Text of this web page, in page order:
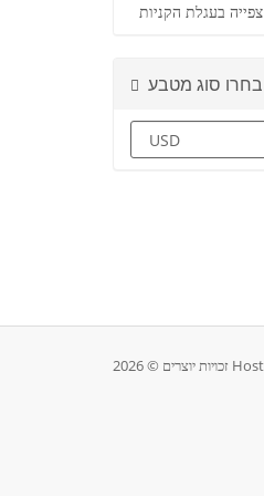
צפייה בעגלת הקניות
בחרו סוג מטבע